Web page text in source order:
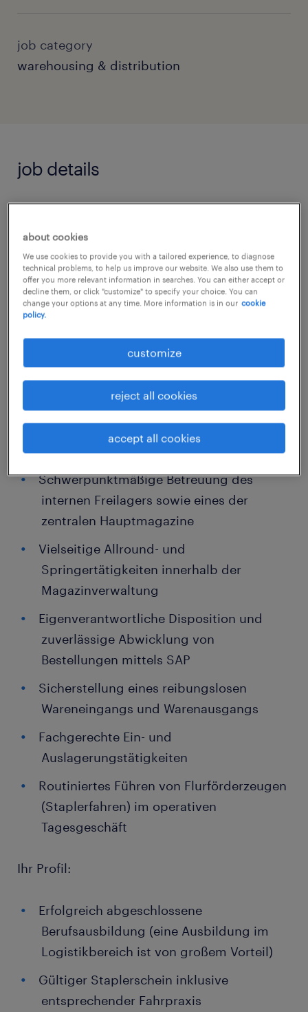
job category
warehousing & distribution
job details
krisensicheres Infrastruktur- und
Dienstleistungsunternehmen im Raum Linz,
suchen wir ab sofort engagierte Verstärkung.
Das Unternehmen sichert mit seinen
vielseitigen Services die Lebensqualität in der
Arbeitgeber, ein motiviertes Team und eine
Aufgabe im Logistikbereich.
Schwerpunktmäßige Betreuung des
internen Freilagers sowie eines der
zentralen Hauptmagazine
Vielseitige Allround- und
Springertätigkeiten innerhalb der
Magazinverwaltung
Eigenverantwortliche Disposition und
zuverlässige Abwicklung von
Bestellungen mittels SAP
Sicherstellung eines reibungslosen
Wareneingangs und Warenausgangs
Fachgerechte Ein- und
Auslagerungstätigkeiten
Routiniertes Führen von Flurförderzeugen
(Staplerfahren) im operativen
Tagesgeschäft
Ihr Profil:
Erfolgreich abgeschlossene
Berufsausbildung (eine Ausbildung im
Logistikbereich ist von großem Vorteil)
Gültiger Staplerschein inklusive
entsprechender Fahrpraxis
about cookies
We use cookies to provide you with a tailored experience, to diagnose
technical problems, to help us improve our website. We also use them to
offer you more relevant information in searches. You can either accept or
decline them, or click "customize" to specify your choice. You can
change your options at any time. More information is in our cookie
policy.
customize
reject all cookies
accept all cookies